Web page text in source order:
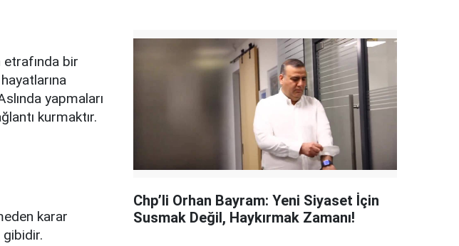
etrafında bir
yapmaları
kurmaktır.
karar
Chp’li Orhan Bayram: Yeni Siyaset İçin
Susmak Değil, Haykırmak Zamanı!